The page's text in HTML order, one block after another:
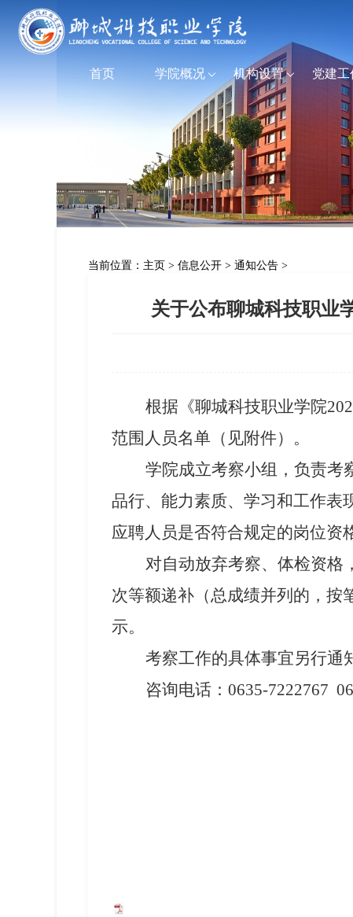
首页 学院概况 机构设置 党建工
当前位置： 主页 > 信息公开 > 通知公告 >
关于公布聊城科技职业
根据《聊城科技职业学院
范围人员名单（见附件）。
学院成立考察小组，负责考
品行、能力素质、学习和工作表
应聘人员是否符合规定的岗位资
对自动放弃考察、体检资格
次等额递补 （总成绩并列的，按
示。
考察工作的具体事宜另行通
咨询电话：0635-7222767